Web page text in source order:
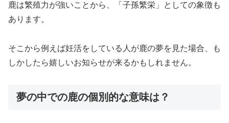
鹿は繁殖力が強いことから、「子孫繁栄」としての象徴も
あります。
そこから例えば妊活をしている人が鹿の夢を見た場合、も
しかしたら嬉しいお知らせが来るかもしれません。
夢の中での鹿の個別的な意味は？